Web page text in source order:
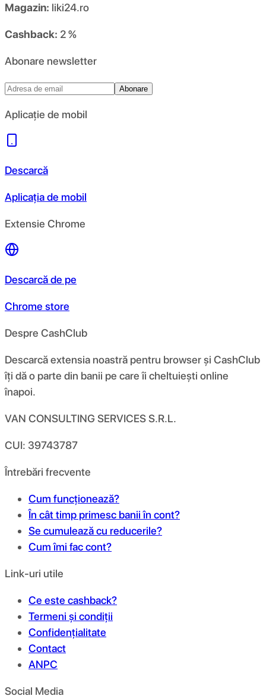
Magazin: liki24.ro
Cashback: 2 %
Abonare newsletter
Abonare
Aplicație de mobil
Descarcă
Aplicația de mobil
Extensie Chrome
Descarcă de pe
Chrome store
Despre CashClub
Descarcă extensia noastră pentru browser și CashClub
îți dă o parte din banii pe care îi cheltuiești online
înapoi.
VAN CONSULTING SERVICES S.R.L.
CUI: 39743787
Întrebări frecvente
Cum funcționează?
În cât timp primesc banii în cont?
Se cumulează cu reducerile?
Cum îmi fac cont?
Link-uri utile
Ce este cashback?
Termeni și condiții
Confidențialitate
Contact
ANPC
Social Media